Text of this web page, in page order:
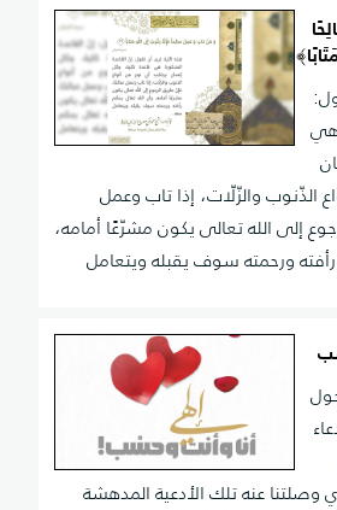
هي
الذّنوب والزّلّات، إذا تاب وعمل
إلى الله تعالى يكون مشرّعًا أمامه،
رأفته ورحمته سوف يقبله ويتعامل
وصلتنا عنه تلك الأدعية المدهشة